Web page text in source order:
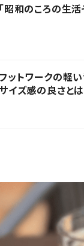
「昭和のころの生
フットワークの軽
サイズ感の良さとは